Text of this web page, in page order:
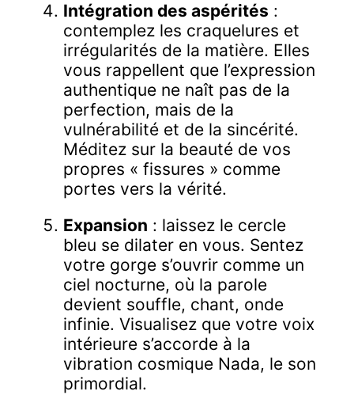
Intégration des aspérités :
contemplez les craquelures et
irrégularités de la matière. Elles
vous rappellent que l’expression
authentique ne naît pas de la
perfection, mais de la
vulnérabilité et de la sincérité.
Méditez sur la beauté de vos
propres « fissures » comme
portes vers la vérité.
Expansion : laissez le cercle
bleu se dilater en vous. Sentez
votre gorge s’ouvrir comme un
ciel nocturne, où la parole
devient souffle, chant, onde
infinie. Visualisez que votre voix
intérieure s’accorde à la
vibration cosmique Nada, le son
primordial.